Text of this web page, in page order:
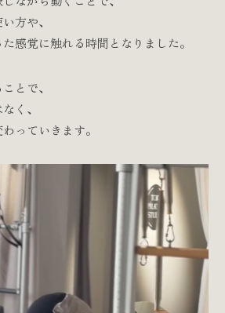
方や、
感覚に触れる時間となりました。
とで、
く、
っていきます。